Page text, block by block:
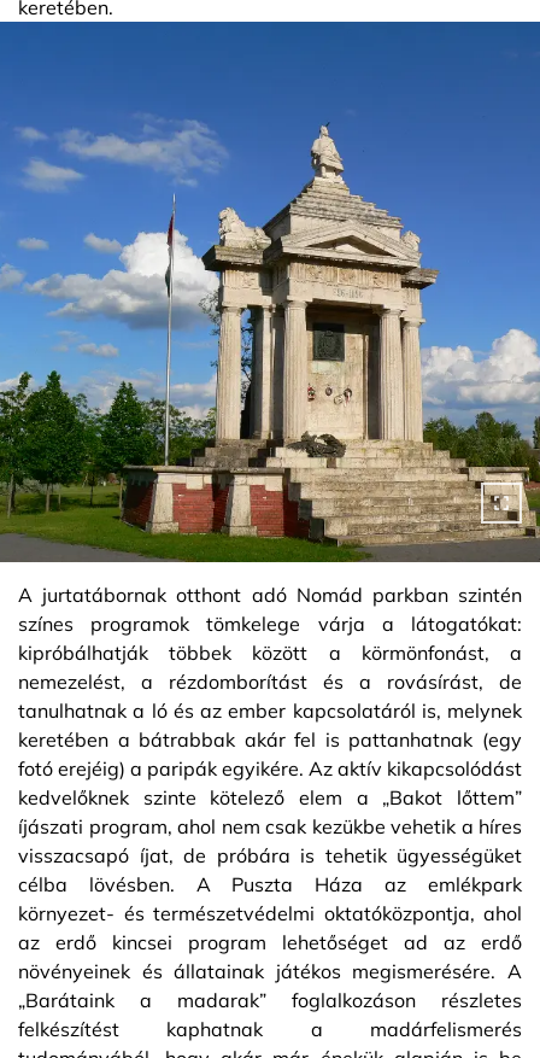
keretében.
A jurtatábornak otthont adó Nomád parkban szintén
színes programok tömkelege várja a látogatókat:
kipróbálhatják többek között a körmönfonást, a
nemezelést, a rézdomborítást és a rovásírást, de
tanulhatnak a ló és az ember kapcsolatáról is, melynek
keretében a bátrabbak akár fel is pattanhatnak (egy
fotó erejéig) a paripák egyikére. Az aktív kikapcsolódást
kedvelőknek szinte kötelező elem a „Bakot lőttem”
íjászati program, ahol nem csak kezükbe vehetik a híres
visszacsapó íjat, de próbára is tehetik ügyességüket
célba lövésben. A Puszta Háza az emlékpark
környezet- és természetvédelmi oktatóközpontja, ahol
az erdő kincsei program lehetőséget ad az erdő
növényeinek és állatainak játékos megismerésére. A
„Barátaink a madarak” foglalkozáson részletes
felkészítést kaphatnak a madárfelismerés